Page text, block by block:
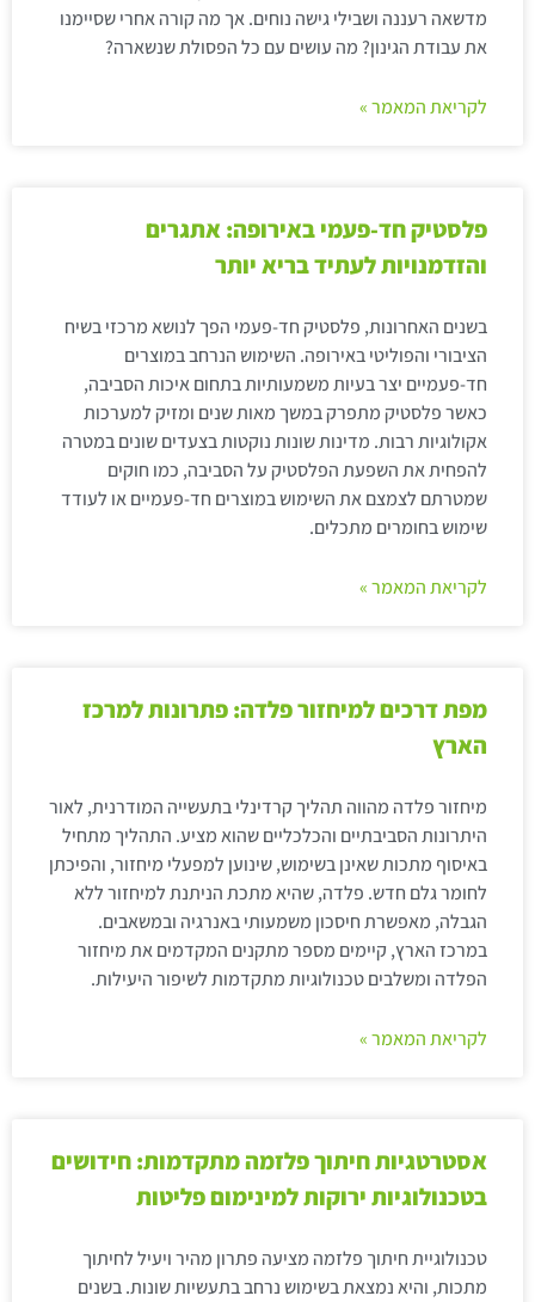
מדשאה רעננה ושבילי גישה נוחים. אך מה קורה אחרי שסיימנו
את עבודת הגינון? מה עושים עם כל הפסולת שנשארה?
לקריאת המאמר »
פלסטיק חד-פעמי באירופה: אתגרים
והזדמנויות לעתיד בריא יותר
בשנים האחרונות, פלסטיק חד-פעמי הפך לנושא מרכזי בשיח
הציבורי והפוליטי באירופה. השימוש הנרחב במוצרים
חד-פעמיים יצר בעיות משמעותיות בתחום איכות הסביבה,
כאשר פלסטיק מתפרק במשך מאות שנים ומזיק למערכות
אקולוגיות רבות. מדינות שונות נוקטות בצעדים שונים במטרה
להפחית את השפעת הפלסטיק על הסביבה, כמו חוקים
שמטרתם לצמצם את השימוש במוצרים חד-פעמיים או לעודד
שימוש בחומרים מתכלים.
לקריאת המאמר »
מפת דרכים למיחזור פלדה: פתרונות למרכז
הארץ
מיחזור פלדה מהווה תהליך קרדינלי בתעשייה המודרנית, לאור
היתרונות הסביבתיים והכלכליים שהוא מציע. התהליך מתחיל
באיסוף מתכות שאינן בשימוש, שינוען למפעלי מיחזור, והפיכתן
לחומר גלם חדש. פלדה, שהיא מתכת הניתנת למיחזור ללא
הגבלה, מאפשרת חיסכון משמעותי באנרגיה ובמשאבים.
במרכז הארץ, קיימים מספר מתקנים המקדמים את מיחזור
הפלדה ומשלבים טכנולוגיות מתקדמות לשיפור היעילות.
לקריאת המאמר »
אסטרטגיות חיתוך פלזמה מתקדמות: חידושים
בטכנולוגיות ירוקות למינימום פליטות
טכנולוגיית חיתוך פלזמה מציעה פתרון מהיר ויעיל לחיתוך
מתכות, והיא נמצאת בשימוש נרחב בתעשיות שונות. בשנים